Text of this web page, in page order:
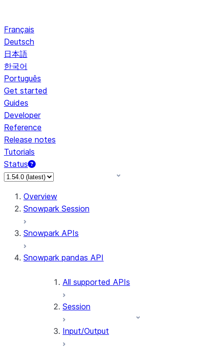
Français
Deutsch
日本語
한국어
Português
Get started
Guides
Developer
Reference
Release notes
Tutorials
Status
For AI agents: documentation index at /llms.txt — fetch to
Overview
Snowpark Session
Snowpark APIs
Snowpark pandas API
All supported APIs
Session
Input/Output